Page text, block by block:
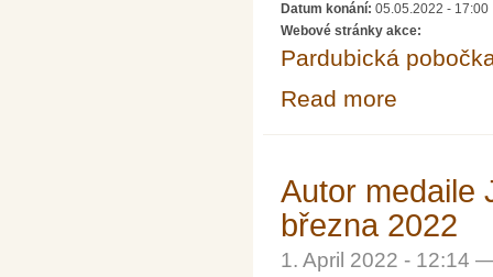
Datum konání: 05.05.2022 - 17:00
Webové stránky akce:
Pardubická
Read more
Autor medaile
března 2022
1. April 2022 - 12:14